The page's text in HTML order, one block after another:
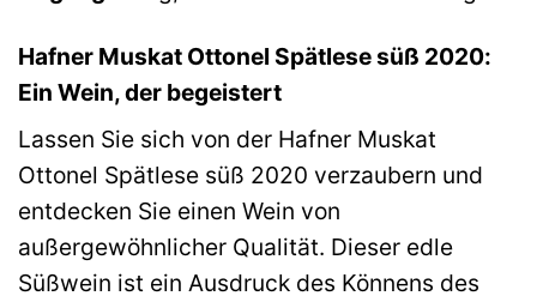
Hafner Muskat Ottonel Spätlese süß 2020:
Ein Wein, der begeistert
Lassen Sie sich von der Hafner Muskat
Ottonel Spätlese süß 2020 verzaubern und
entdecken Sie einen Wein von
außergewöhnlicher Qualität. Dieser edle
Süßwein ist ein Ausdruck des Könnens des